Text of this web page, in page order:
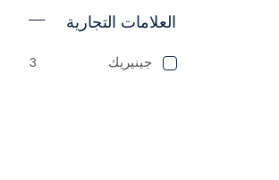
العلامات التجارية
جينيريك 3